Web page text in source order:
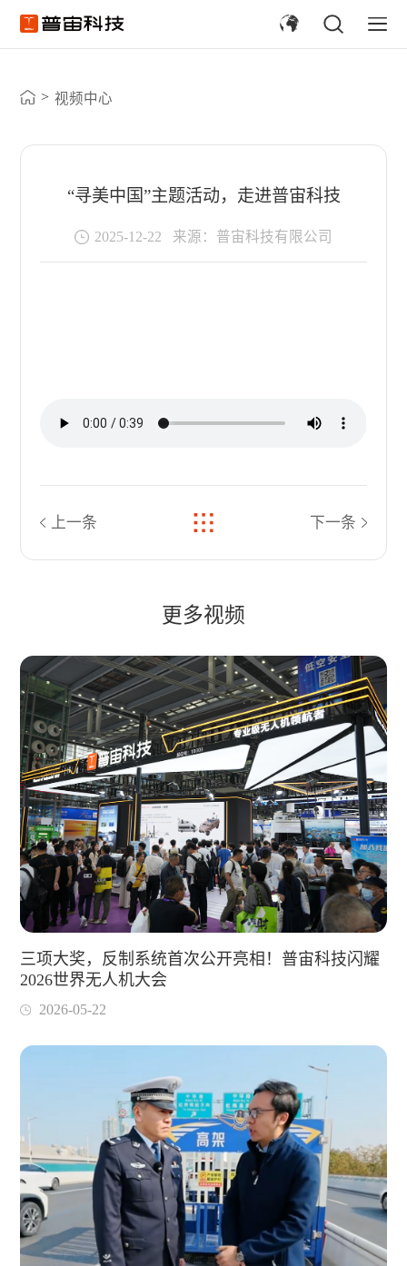
> 视频中心
“寻美中国”主题活动，走进普宙科技
2025-12-22 来源：普宙科技有限公司
上一条 下一条
更多视频
三项大奖，反制系统首次公开亮相！普宙科技闪耀
2026世界无人机大会
2026-05-22